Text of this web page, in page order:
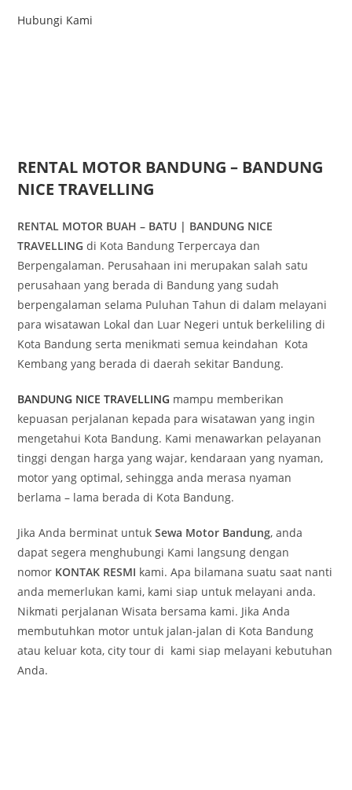
Hubungi Kami
RENTAL MOTOR BANDUNG – BANDUNG
NICE TRAVELLING
RENTAL MOTOR BUAH – BATU | BANDUNG NICE
TRAVELLING di Kota Bandung Terpercaya dan
Berpengalaman. Perusahaan ini merupakan salah satu
perusahaan yang berada di Bandung yang sudah
berpengalaman selama Puluhan Tahun di dalam melayani
para wisatawan Lokal dan Luar Negeri untuk berkeliling di
Kota Bandung serta menikmati semua keindahan Kota
Kembang yang berada di daerah sekitar Bandung.
BANDUNG NICE TRAVELLING mampu memberikan
kepuasan perjalanan kepada para wisatawan yang ingin
mengetahui Kota Bandung. Kami menawarkan pelayanan
tinggi dengan harga yang wajar, kendaraan yang nyaman,
motor yang optimal, sehingga anda merasa nyaman
berlama – lama berada di Kota Bandung.
Jika Anda berminat untukSewa Motor Bandung, anda
dapat segera menghubungi Kami langsung dengan
nomor KONTAK RESMI kami. Apa bilamana suatu saat nanti
anda memerlukan kami, kami siap untuk melayani anda.
Nikmati perjalanan Wisata bersama kami. Jika Anda
membutuhkan motor untuk jalan-jalan di Kota Bandung
atau keluar kota, city tour di kami siap melayani kebutuhan
Anda.